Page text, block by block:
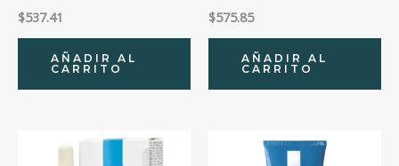
$537.41
AÑADIR AL
CARRITO
$575.85
AÑADIR AL
CARRITO